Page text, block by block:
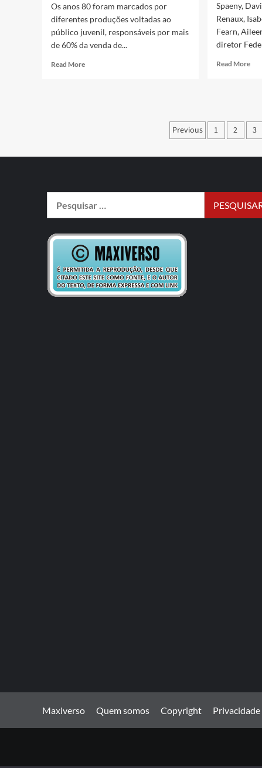
Os anos 80 foram marcados por
diferentes produções voltadas ao
público juvenil, responsáveis por mais
de 60% da venda de...
Read More
Spaeny,
Renaux,
Fearn,
diretor
Read More
Previous 1 2 3
Maxiverso Quem somos Copyright Privacidade